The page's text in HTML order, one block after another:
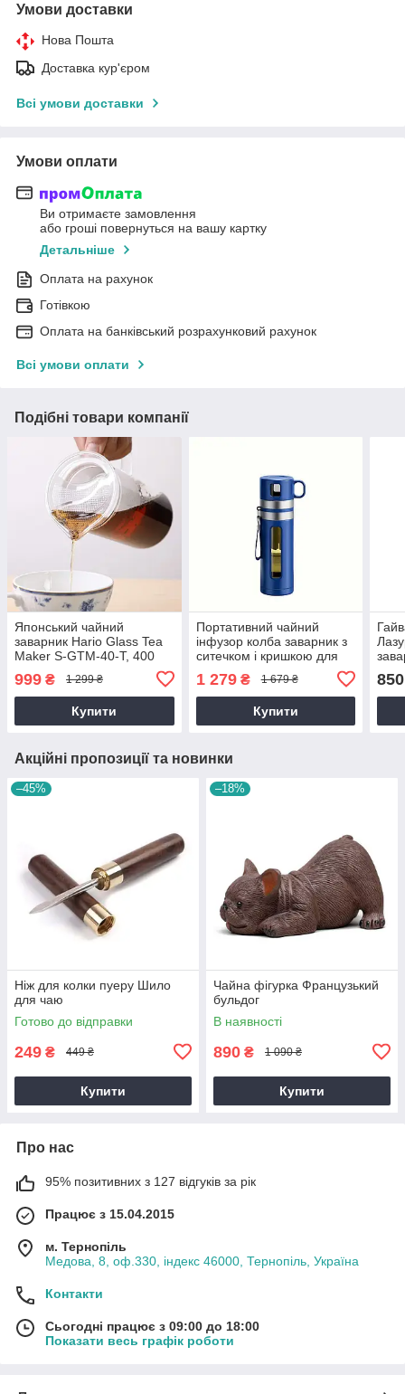
Умови доставки
Нова Пошта
Доставка кур'єром
Всі умови доставки
Умови оплати
Ви отримаєте замовлення
або гроші повернуться на вашу картку
Детальніше
Оплата на рахунок
Готівкою
Оплата на банківський розрахунковий рахунок
Всі умови оплати
Подібні товари компанії
Японський чайний
заварник Hario Glass Tea
Maker S-GTM-40-T, 400
999 ₴ 1 299 ₴
Купити
Портативний чайний
інфузор колба заварник з
ситечком і кришкою для
заварювання чаю скляний
500 мл
1 279₴ 1 679 ₴
Купити
850
Акційні пропозиції та новинки
–45%
Ніж для колки пуеру Шило
для чаю
Готово до відправки
249 ₴ 449 ₴
Купити
–18%
Чайна фігурка Французький
бульдог
В наявності
890 ₴ 1 090 ₴
Купити
Про нас
95% позитивних з 127 відгуків за рік
Працює з 15.04.2015
м. Тернопіль
Медова, 8, оф.330, індекс 46000, Тернопіль, Україна
Контакти
Сьогодні працює з 09:00 до 18:00
Показати весь графік роботи